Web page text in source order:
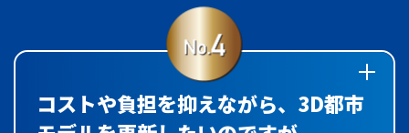
コストや負担を抑えながら、3D都市